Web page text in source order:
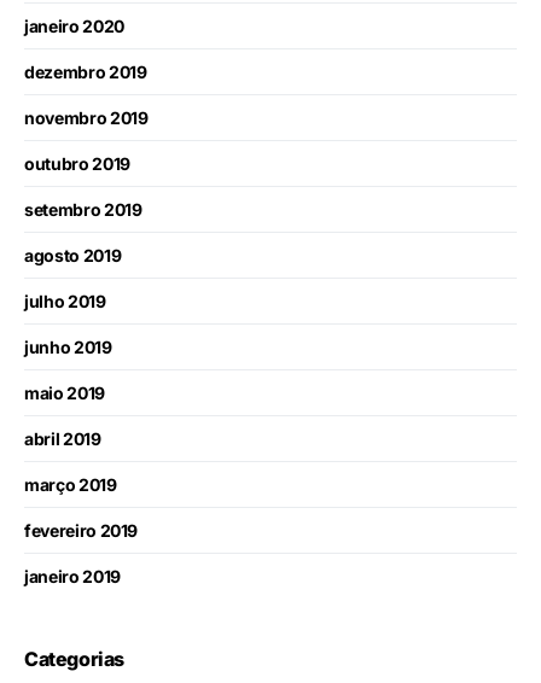
janeiro 2020
dezembro 2019
novembro 2019
outubro 2019
setembro 2019
agosto 2019
julho 2019
junho 2019
maio 2019
abril 2019
março 2019
fevereiro 2019
janeiro 2019
Categorias